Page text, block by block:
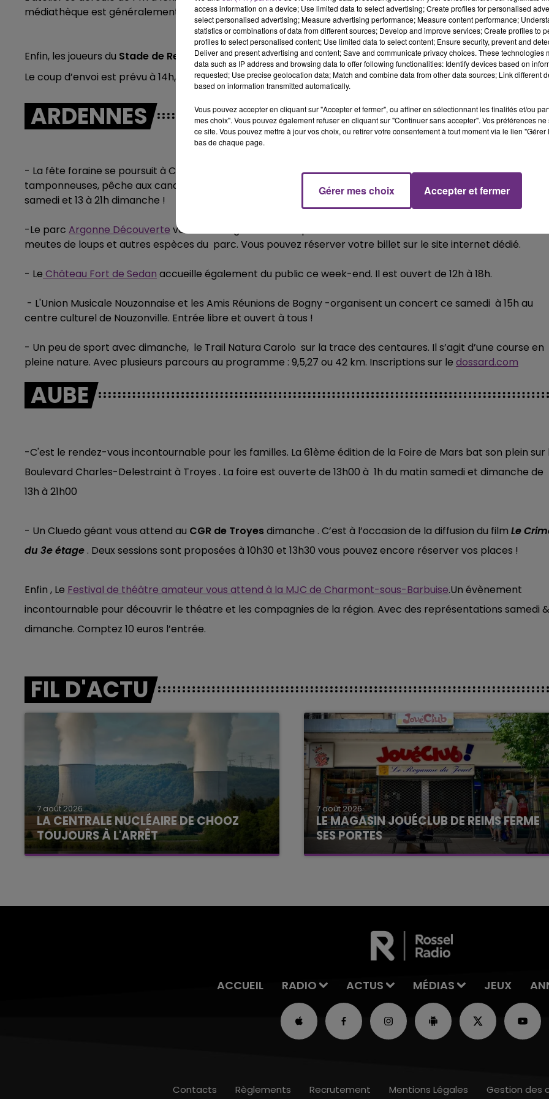
médiathèque est généralement nécessaire.
Enfin, les joueurs du Stade de ReimsaffrontentRodez ce samedi au Stade Auguste-Delaune.
Le coup d’envoi est prévu à 14h,
ARDENNES
- La fête foraine se poursuit à Charleville-Mézières place de l'Hotel-de-ville. Au programme auto-
tamponneuses, pêche aux canards et manèges à sensation. Elle est ouverte ce weekend de 13h à minuit
samedi et 13 à 21h dimanche !
-Le parc Argonne Découverte vous ouvre également ses portes ce week-end. L’occasion de découvrir les
meutes de loups et autres espèces du parc. Vous pouvez réserver votre billet sur le site internet dédié.
- Le Château Fort de Sedan accueille également du public ce week-end. Il est ouvert de 12h à 18h.
- L'Union Musicale Nouzonnaise et les Amis Réunions de Bogny -organisent un concert ce samedi à 15h au
centre culturel de Nouzonville. Entrée libre et ouvert à tous !
- Un peu de sport avec dimanche, le Trail Natura Carolo sur la trace des centaures. Il s’agit d’une course en
pleine nature. Avec plusieurs parcours au programme : 9,5,27 ou 42 km. Inscriptions sur le dossard.com
AUBE
-C'est le rendez-vous incontournable pour les familles. La 61ème édition de la Foire de Mars bat son plein sur
Boulevard Charles-Delestraint à Troyes . La foire est ouverte de 13h00 à 1h du matin samedi et dimanche de
13h à 21h00
- Un Cluedo géant vous attend au CGR de Troyesdimanche . C’est à l’occasion de la diffusion du film Le
du 3e étage . Deux sessions sont proposées à 10h30 et 13h30 vous pouvez encore réserver vos places !
Enfin , Le Festival de théâtre amateur vous attend à la MJC de Charmont-sous-Barbuise.Un évènement
incontournable pour découvrir le théatre et les compagnies de la région. Avec des représentations samedi &
dimanche. Comptez 10 euros l’entrée.
FIL D'ACTU
7 août 2026
LA CENTRALE NUCLÉAIRE DE CHOOZ
TOUJOURS À L'ARRÊT
Cela fait déjà une semaine que la centrale
7 août 2026
LE MAGASIN JOUÉCLUB DE REIMS FERME
SES PORTES
C'était l'une des institutions du centre-ville
ACCUEIL RADIO ACTUS MÉDIAS JEUX
Contacts Règlements Recrutement Mentions Légales Gestion des
access information on a device; Use limited data to select advertising; Create profiles for personalised
select personalised advertising; Measure advertising performance; Measure content performance;
statistics or combinations of data from different sources; Develop and improve services; Create profiles to
profiles to select personalised content; Use limited data to select content; Ensure security, prevent and
Deliver and present advertising and content; Save and communicate privacy choices. These technologies
data such as IP address and browsing data to offer following functionalities: Identify devices based on
requested; Use precise geolocation data; Match and combine data from other data sources; Link different
based on information transmitted automatically.
Vous pouvez accepter en cliquant sur "Accepter et fermer", ou affiner en sélectionnant les finalités et/ou
mes choix". Vous pouvez également refuser en cliquant sur "Continuer sans accepter". Vos préférences
ce site. Vous pouvez mettre à jour vos choix, ou retirer votre consentement à tout moment via le lien
bas de chaque page.
Gérer mes choix Accepter et fermer